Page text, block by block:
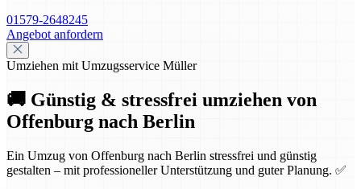
01579-2648245
Angebot anfordern
Umziehen mit Umzugsservice Müller
🚚 Günstig & stressfrei umziehen von
Offenburg nach Berlin
Ein Umzug von Offenburg nach Berlin stressfrei und günstig
gestalten – mit professioneller Unterstützung und guter Planung. ✅